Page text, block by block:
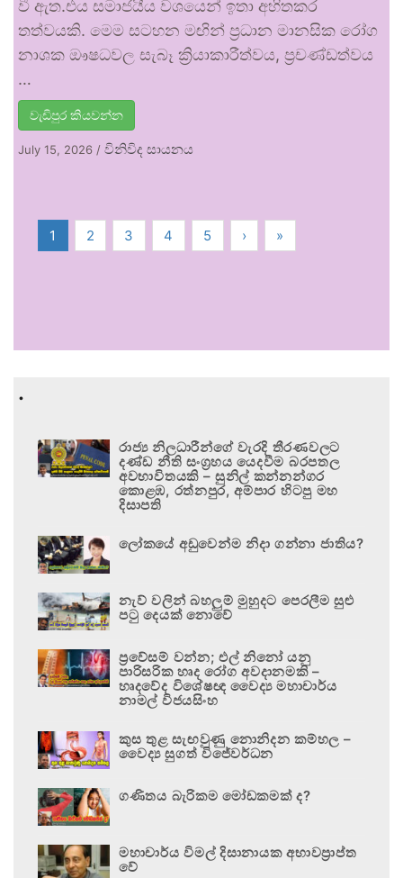
වී ඇත.එය සමාජයීය වශයෙන් ඉතා අහිතකර
තත්වයකි. මෙම සටහන මඟින් ප්‍රධාන මානසික රෝග
නාශක ඖෂධවල සැබෑ ක්‍රියාකාරීත්වය, ප්‍රචණ්ඩත්වය
…
වැඩිපුර කියවන්න
July 15, 2026 / විනිවිද සායනය
1 2 3 4 5 › »
.
රාජ්‍ය නිලධාරීන්ගේ වැරදි තීරණවලට
දණ්ඩ නීති සංග්‍රහය යෙදවීම බරපතල
අවභාවිතයකි – සුනිල් කන්නන්ගර
කොළඹ, රත්නපුර, අම්පාර හිටපු මහ
දිසාපති
ලෝකයේ අඩුවෙන්ම නිදා ගන්නා ජාතිය?
නැව් වලින් බහලුම් මුහුදට පෙරලීම සුළු
පටු දෙයක් නොවේ
ප්‍රවේසම් වන්න; එල් නිනෝ යනු
පාරිසරික හෘද රෝග අවදානමකි –
හෘදවේද විශේෂඥ වෛද්‍ය මහාචාර්ය
නාමල් විජයසිංහ
කුස තුළ සැඟවුණු නොනිදන කම්හල –
වෛද්‍ය සුගත් විජේවර්ධන
ගණිතය බැරිකම මෝඩකමක් ද?
මහාචාර්ය විමල් දිසානායක අභාවප්‍රාප්ත
වේ